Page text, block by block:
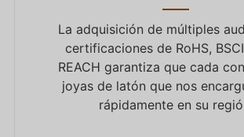
La adquisición de múltiples
certificaciones de RoHS,
REACH garantiza que cada
joyas de latón que nos
rápidamente en su